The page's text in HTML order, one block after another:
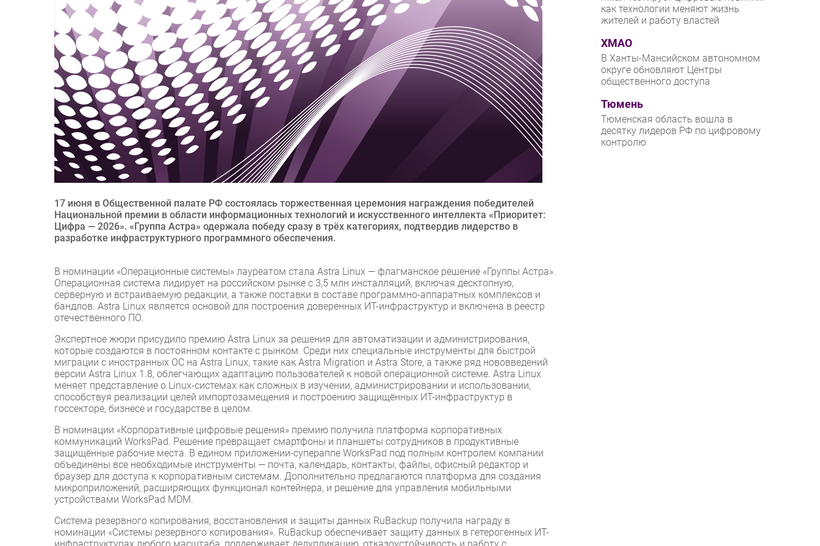
17 июня в Общественной палате РФ состоялась торжественная церемония награждения победителей
Национальной премии в области информационных технологий и искусственного интеллекта «Приоритет:
Цифра — 2026». «Группа Астра» одержала победу сразу в трёх категориях, подтвердив лидерство в
разработке инфраструктурного программного обеспечения.
В номинации «Операционные системы» лауреатом стала Astra Linux — флагманское решение «Группы Астра».
Операционная система лидирует на российском рынке с 3,5 млн инсталляций, включая десктопную,
серверную и встраиваемую редакции, а также поставки в составе программно-аппаратных комплексов и
бандлов. Astra Linux является основой для построения доверенных ИТ-инфраструктур и включена в реестр
отечественного ПО.
Экспертное жюри присудило премию Astra Linux за решения для автоматизации и администрирования,
которые создаются в постоянном контакте с рынком. Среди них специальные инструменты для быстрой
миграции с иностранных ОС на Astra Linux, такие как Astra Migration и Astra Store, а также ряд нововведений
версии Astra Linux 1.8, облегчающих адаптацию пользователей к новой операционной системе. Astra Linux
меняет представление о Linux-системах как сложных в изучении, администрировании и использовании,
способствуя реализации целей импортозамещения и построению защищённых ИТ-инфраструктур в
госсекторе, бизнесе и государстве в целом.
В номинации «Корпоративные цифровые решения» премию получила платформа корпоративных
коммуникаций WorksPad. Решение превращает смартфоны и планшеты сотрудников в продуктивные
защищённые рабочие места. В едином приложении-супераппе WorksPad под полным контролем компании
объединены все необходимые инструменты — почта, календарь, контакты, файлы, офисный редактор и
браузер для доступа к корпоративным системам. Дополнительно предлагаются платформа для создания
микроприложений, расширяющих функционал контейнера, и решение для управления мобильными
устройствами WorksPad MDM.
Система резервного копирования, восстановления и защиты данных RuBackup получила награду в
номинации «Системы резервного копирования». RuBackup обеспечивает защиту данных в гетерогенных ИТ-
как технологии меняют жизнь
жителей и работу властей
ХМАО
В Ханты-Мансийском автономном
округе обновляют Центры
общественного доступа
Тюмень
Тюменская область вошла в
десятку лидеров РФ по цифровому
контролю